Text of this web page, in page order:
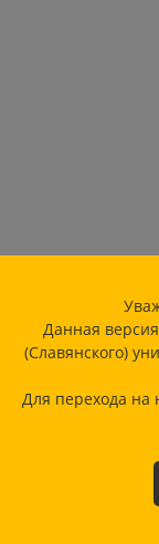
Данная
(Славянского)
Для перехода на